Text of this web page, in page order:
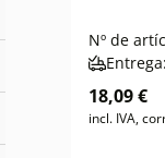
Nº de
Entrega:
18,09 €
incl. IVA,